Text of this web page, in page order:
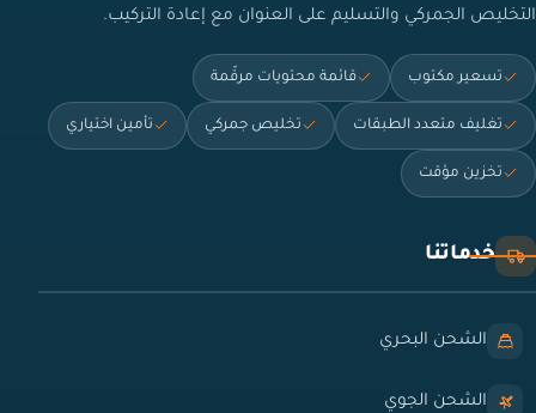
التخليص الجمركي والتسليم على العنوان مع إعادة التركيب.
تسعير مكتوب قائمة محتويات مرقّمة
تغليف متعدد الطبقات تخليص جمركي تأمين اختياري
تخزين مؤقت
خدماتنا
الشحن البحري
الشحن الجوي